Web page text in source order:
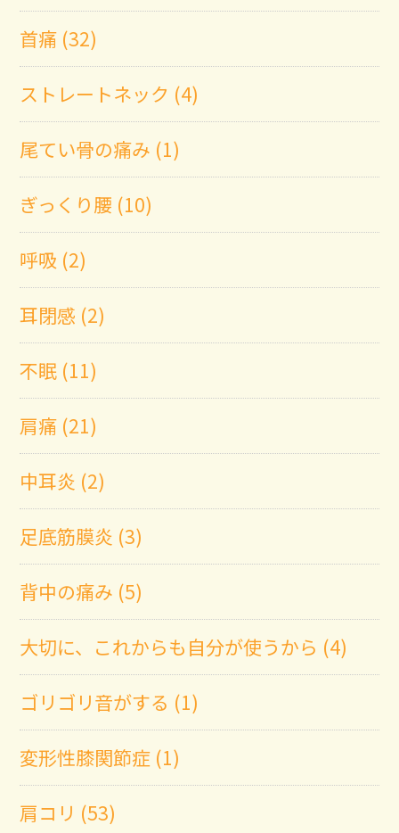
首痛 (32)
ストレートネック (4)
尾てい骨の痛み (1)
ぎっくり腰 (10)
呼吸 (2)
耳閉感 (2)
不眠 (11)
肩痛 (21)
中耳炎 (2)
足底筋膜炎 (3)
背中の痛み (5)
大切に、これからも自分が使うから (4)
ゴリゴリ音がする (1)
変形性膝関節症 (1)
肩コリ (53)